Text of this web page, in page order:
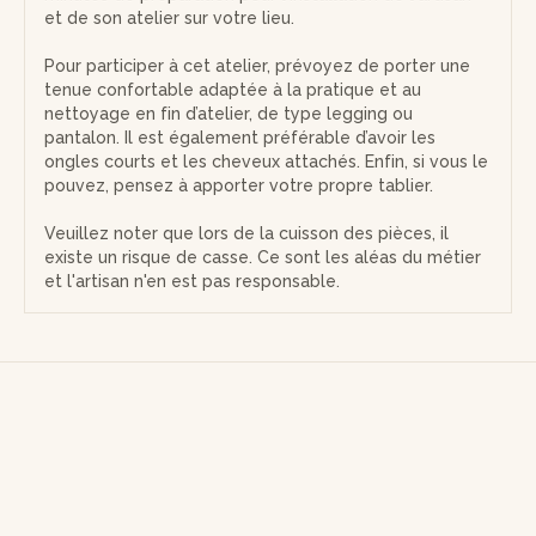
et de son atelier sur votre lieu.
Pour participer à cet atelier, prévoyez de porter une
tenue confortable adaptée à la pratique et au
nettoyage en fin d’atelier, de type legging ou
pantalon. Il est également préférable d’avoir les
ongles courts et les cheveux attachés. Enfin, si vous le
pouvez, pensez à apporter votre propre tablier.
Veuillez noter que lors de la cuisson des pièces, il
existe un risque de casse. Ce sont les aléas du métier
et l'artisan n'en est pas responsable.